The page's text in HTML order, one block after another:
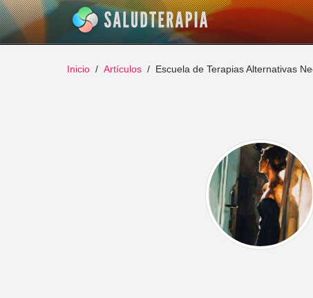
Inicio Artículos Escuela de Terapias Alternativas